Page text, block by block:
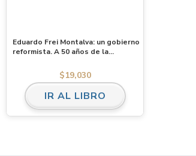
Eduardo Frei Montalva: un gobierno
reformista. A 50 años de la
$19,030
IR AL LIBRO